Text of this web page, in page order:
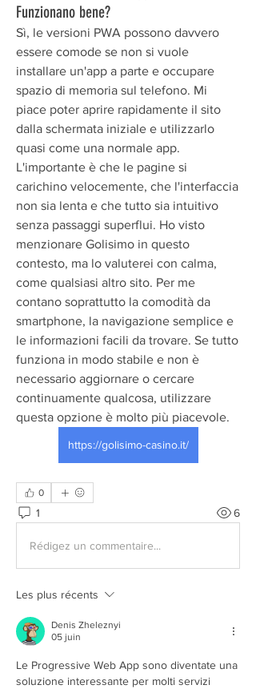
Funzionano bene?
Sì, le versioni PWA possono davvero
essere comode se non si vuole
installare un'app a parte e occupare
spazio di memoria sul telefono. Mi
piace poter aprire rapidamente il sito
dalla schermata iniziale e utilizzarlo
quasi come una normale app.
L'importante è che le pagine si
carichino velocemente, che l'interfaccia
non sia lenta e che tutto sia intuitivo
senza passaggi superflui. Ho visto
menzionare Golisimo in questo
contesto, ma lo valuterei con calma,
come qualsiasi altro sito. Per me
contano soprattutto la comodità da
smartphone, la navigazione semplice e
le informazioni facili da trovare. Se tutto
funziona in modo stabile e non è
necessario aggiornare o cercare
continuamente qualcosa, utilizzare
questa opzione è molto più piacevole.
https://golisimo-casino.it/
0
1 6
Rédigez un commentaire...
Les plus récents
Denis Zheleznyi
05 juin
Le Progressive Web App sono diventate una
soluzione interessante per molti servizi